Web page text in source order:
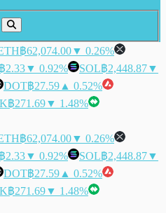
฿62,074.00▼ 0.26%
฿2.33▼ 0.92% SOL฿2,448.87▼
DOT฿27.59 ▲ 0.52%
฿271.69▼ 1.48%
฿62,074.00▼ 0.26%
฿2.33▼ 0.92% SOL฿2,448.87▼
DOT฿27.59 ▲ 0.52%
฿271.69▼ 1.48%